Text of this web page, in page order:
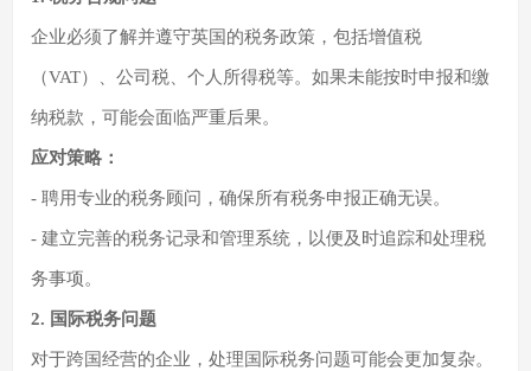
企业必须了解并遵守英国的税务政策，包括增值税
（VAT）、公司税、个人所得税等。如果未能按时申报和缴
纳税款，可能会面临严重后果。
应对策略：
- 聘用专业的税务顾问，确保所有税务申报正确无误。
- 建立完善的税务记录和管理系统，以便及时追踪和处理税
务事项。
2. 国际税务问题
对于跨国经营的企业，处理国际税务问题可能会更加复杂。